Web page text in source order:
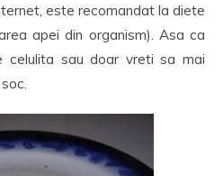
este recomandat la diete
apei din organism). Asa ca
sau doar vreti sa mai